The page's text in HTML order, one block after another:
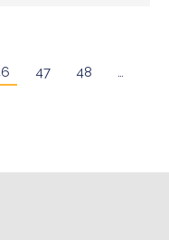
47 48
…